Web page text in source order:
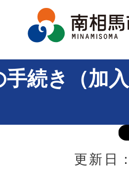
続き（加
更新日